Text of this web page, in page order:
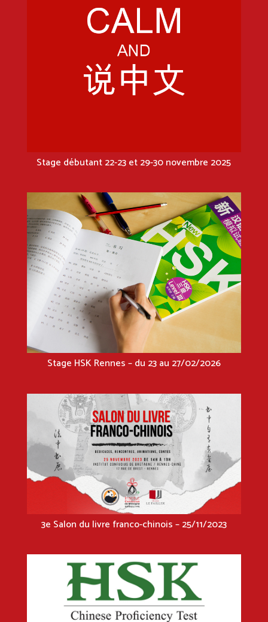
Stage débutant 22-23 et 29-30 novembre 2025
Stage HSK Rennes – du 23 au 27/02/2026
3e Salon du livre franco-chinois – 25/11/2023